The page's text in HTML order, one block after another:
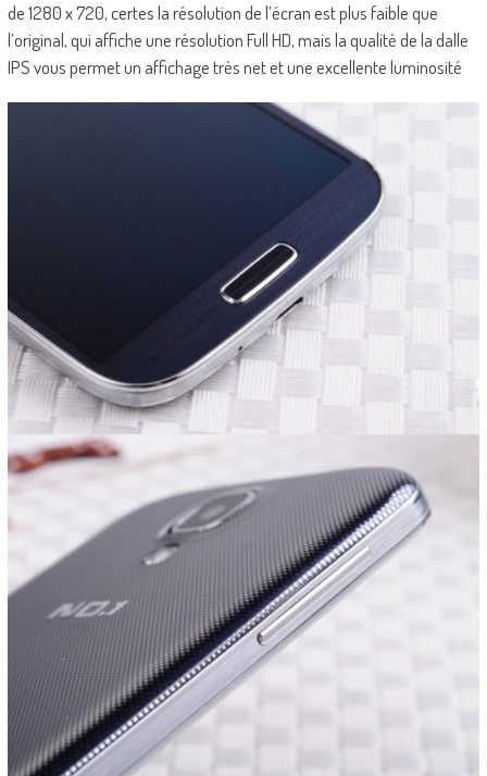
de 1280 x 720, certes la résolution de l’écran est plus faible que
l’original, qui affiche une résolution Full HD, mais la qualité de la dalle
IPS vous permet un affichage très net et une excellente luminosité